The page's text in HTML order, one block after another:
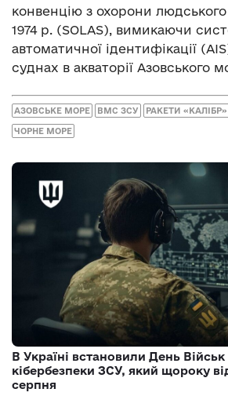
конвенцію з охорони
1974 р. (SOLAS), вимикаючи
автоматичної ідентифікації
суднах в акваторії Азовського
АЗОВСЬКЕ МОРЕ ВМС ЗСУ РАКЕТИ «КАЛІБР»
ЧОРНЕ МОРЕ
В Україні встановили День Військ
кібербезпеки ЗСУ, який щороку
серпня